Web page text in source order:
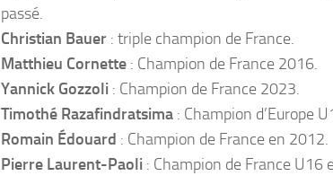
passé.
Christian Bauer : triple champion de France.
Matthieu Cornette : Champion de France 2016.
Yannick Gozzoli : Champion de France 2023.
Timothé Razafindratsima : Champion d’Europe
Romain Édouard : Champion de France en 2012.
Pierre Laurent-Paoli : Champion de France U16